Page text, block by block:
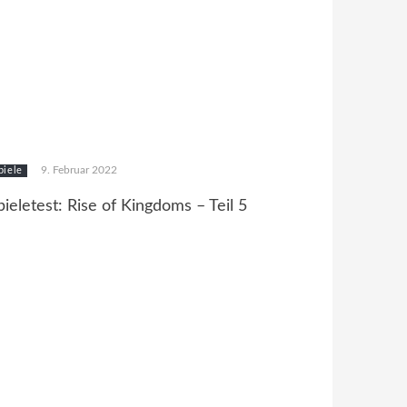
9. Februar 2022
Rise of Kingdoms – Teil 5